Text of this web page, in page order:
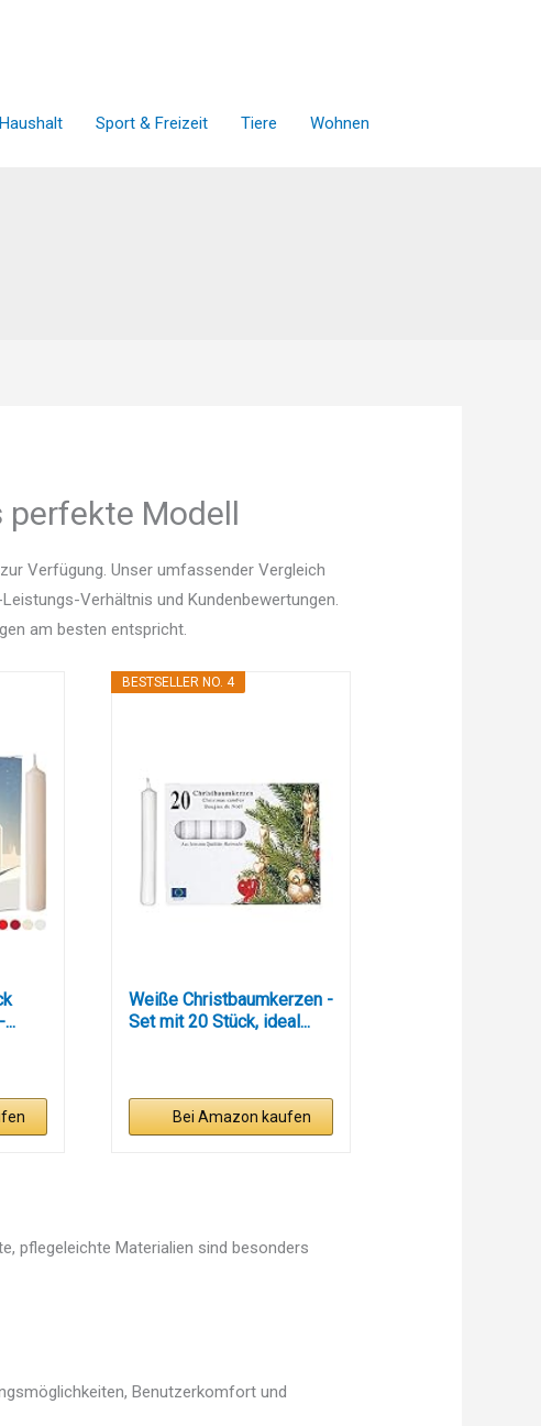
Haushalt Sport & Freizeit Tiere Wohnen
perfekte Modell
Verfügung. Unser umfassender Vergleich
Verhältnis und Kundenbewertungen.
am besten entspricht.
BESTSELLER NO. 4
Weiße Christbaumkerzen -
Set mit 20 Stück, ideal...
Bei Amazon kaufen
pflegeleichte Materialien sind besonders
Benutzerkomfort und